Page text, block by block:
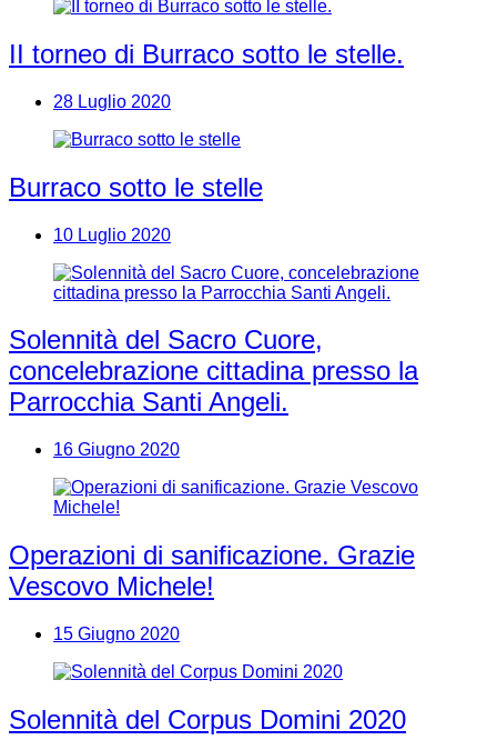
II torneo di Burraco sotto le stelle.
28 Luglio 2020
Burraco sotto le stelle
10 Luglio 2020
Solennità del Sacro Cuore,
concelebrazione cittadina presso la
Parrocchia Santi Angeli.
16 Giugno 2020
Operazioni di sanificazione. Grazie
Vescovo Michele!
15 Giugno 2020
Solennità del Corpus Domini 2020